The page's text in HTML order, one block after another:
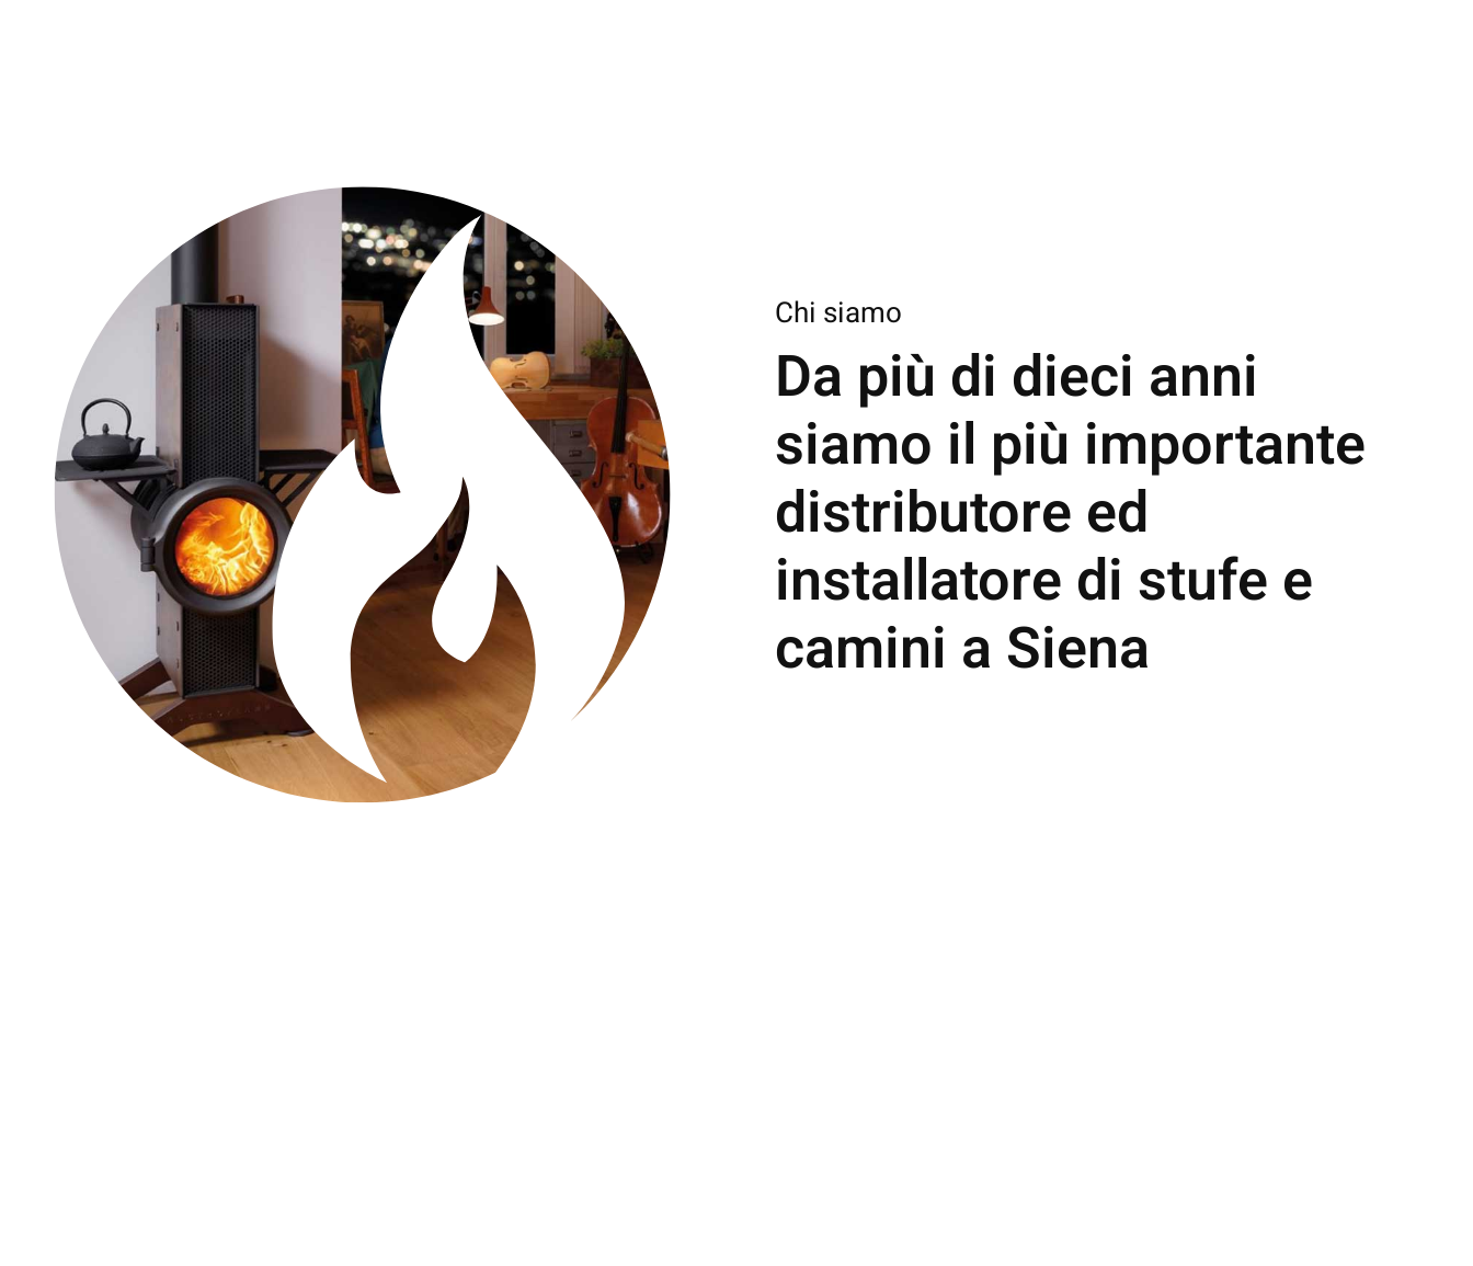
Chi siamo
Da più di dieci anni
siamo il più importante
distributore ed
installatore di stufe e
camini a Siena